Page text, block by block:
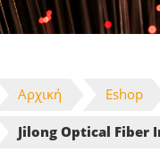
Αρχική Eshop
Jilong Optical Fiber